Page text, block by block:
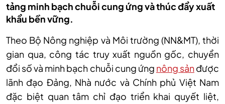
tảng minh bạch chuỗi cung ứng và thúc đẩy xuất
khẩu bền vững.
Theo Bộ Nông nghiệp và Môi trường (NN&MT), thời
gian qua, công tác truy xuất nguồn gốc, chuyển
đổi số và minh bạch chuỗi cung ứng nông sảnđược
lãnh đạo Đảng, Nhà nước và Chính phủ Việt Nam
đặc biệt quan tâm chỉ đạo triển khai quyết liệt,